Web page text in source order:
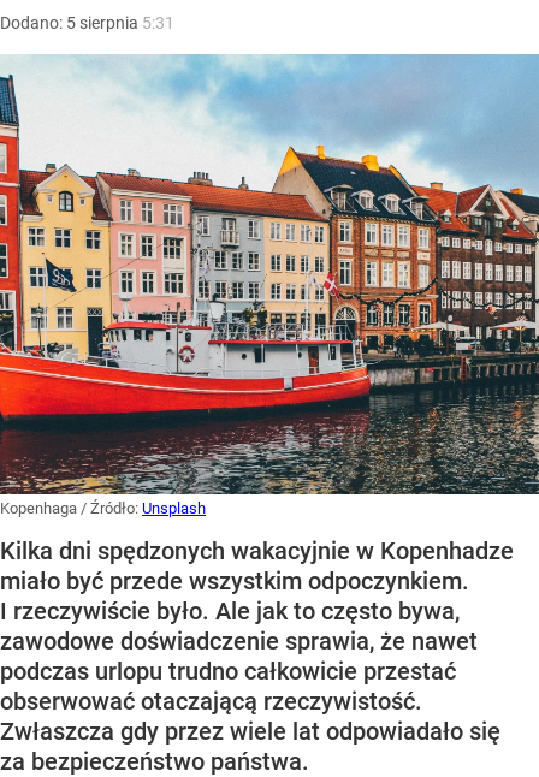
Dodano: 5 sierpnia 5:31
Kopenhaga / Źródło: Unsplash
Kilka dni spędzonych wakacyjnie w Kopenhadze
miało być przede wszystkim odpoczynkiem.
I rzeczywiście było. Ale jak to często bywa,
zawodowe doświadczenie sprawia, że nawet
podczas urlopu trudno całkowicie przestać
obserwować otaczającą rzeczywistość.
Zwłaszcza gdy przez wiele lat odpowiadało się
za bezpieczeństwo państwa.